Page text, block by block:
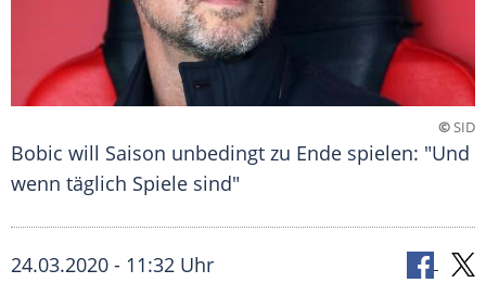
©SID
Bobic will Saison unbedingt zu Ende spielen: "Und
wenn täglich Spiele sind"
24.03.2020 - 11:32 Uhr